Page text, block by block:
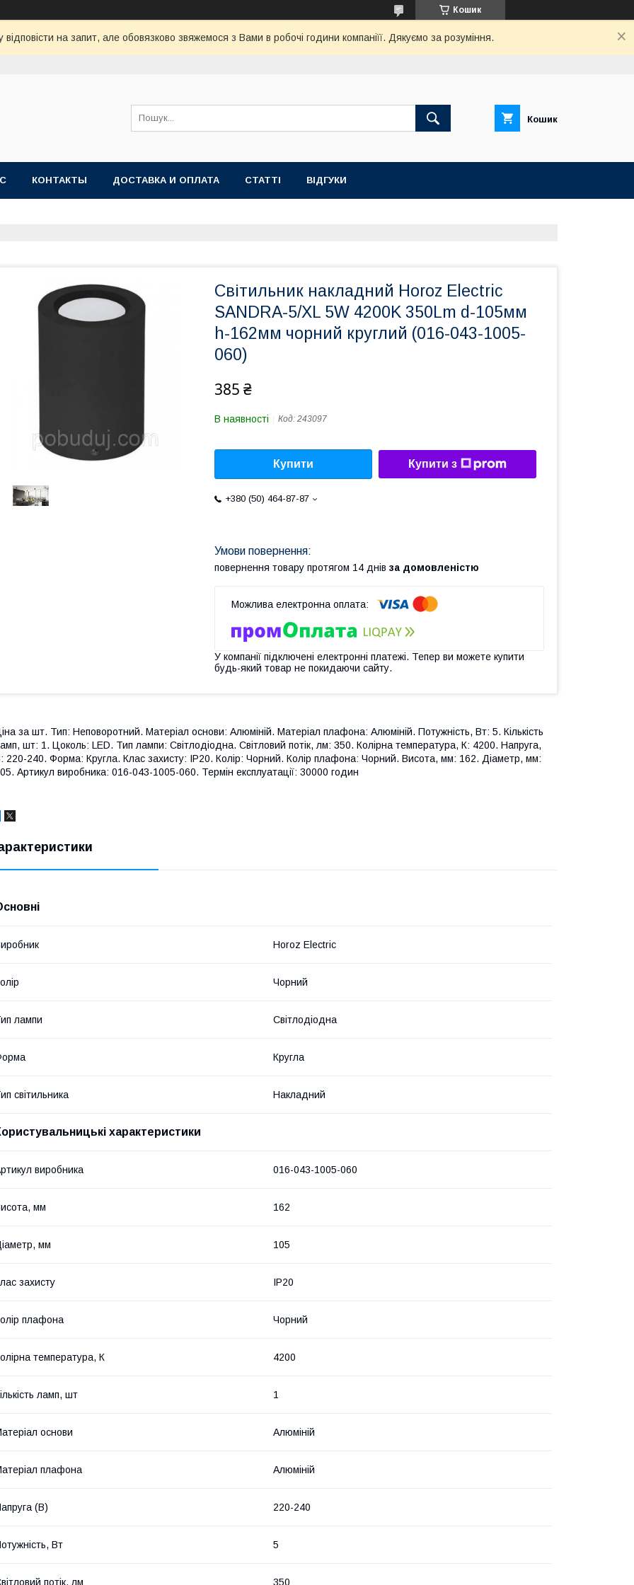
Кошик
на запит, але обовязково звяжемося з Вами в робочі години компаніїї. Дякуємо за розуміння.
Кошик
КОНТАКТЫ ДОСТАВКА И ОПЛАТА СТАТТІ ВІДГУКИ
Світильник накладний Horoz Electric
SANDRA-5/XL 5W 4200K 350Lm d-105мм
h-162мм чорний круглий (016-043-1005-
060)
385 ₴
В наявності Код: 243097
Купити Купити з
+380 (50) 464-87-87
повернення товару протягом 14 днів за домовленістю
У компанії підключені електронні платежі. Тепер ви можете купити
будь-який товар не покидаючи сайту.
за шт. Тип: Неповоротний. Матеріал основи: Алюміній. Матеріал плафона: Алюміній. Потужність, Вт: 5. Кількість
шт: 1. Цоколь: LED. Тип лампи: Світлодіодна. Світловий потік, лм: 350. Колірна температура, К: 4200. Напруга,
220-240. Форма: Кругла. Клас захисту: IP20. Колір: Чорний. Колір плафона: Чорний. Висота, мм: 162. Діаметр, мм:
Артикул виробника: 016-043-1005-060. Термін експлуатації: 30000 годин
Horoz Electric
Чорний
лампи Світлодіодна
Кругла
світильника Накладний
характеристики
виробника 016-043-1005-060
мм 162
мм 105
захисту IP20
плафона Чорний
температура, К 4200
ламп, шт 1
основи Алюміній
плафона Алюміній
(В) 220-240
Вт 5
потік, лм 350